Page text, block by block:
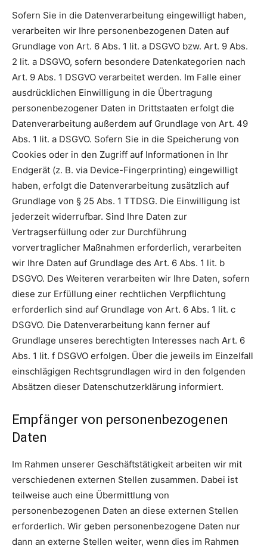
Sofern Sie in die Datenverarbeitung eingewilligt haben,
verarbeiten wir Ihre personenbezogenen Daten auf
Grundlage von Art. 6 Abs. 1 lit. a DSGVO bzw. Art. 9 Abs.
2 lit. a DSGVO, sofern besondere Datenkategorien nach
Art. 9 Abs. 1 DSGVO verarbeitet werden. Im Falle einer
ausdrücklichen Einwilligung in die Übertragung
personenbezogener Daten in Drittstaaten erfolgt die
Datenverarbeitung außerdem auf Grundlage von Art. 49
Abs. 1 lit. a DSGVO. Sofern Sie in die Speicherung von
Cookies oder in den Zugriff auf Informationen in Ihr
Endgerät (z. B. via Device-Fingerprinting) eingewilligt
haben, erfolgt die Datenverarbeitung zusätzlich auf
Grundlage von § 25 Abs. 1 TTDSG. Die Einwilligung ist
jederzeit widerrufbar. Sind Ihre Daten zur
Vertragserfüllung oder zur Durchführung
vorvertraglicher Maßnahmen erforderlich, verarbeiten
wir Ihre Daten auf Grundlage des Art. 6 Abs. 1 lit. b
DSGVO. Des Weiteren verarbeiten wir Ihre Daten, sofern
diese zur Erfüllung einer rechtlichen Verpflichtung
erforderlich sind auf Grundlage von Art. 6 Abs. 1 lit. c
DSGVO. Die Datenverarbeitung kann ferner auf
Grundlage unseres berechtigten Interesses nach Art. 6
Abs. 1 lit. f DSGVO erfolgen. Über die jeweils im Einzelfall
einschlägigen Rechtsgrundlagen wird in den folgenden
Absätzen dieser Datenschutzerklärung informiert.
Empfänger von personenbezogenen
Daten
Im Rahmen unserer Geschäftstätigkeit arbeiten wir mit
verschiedenen externen Stellen zusammen. Dabei ist
teilweise auch eine Übermittlung von
personenbezogenen Daten an diese externen Stellen
erforderlich. Wir geben personenbezogene Daten nur
dann an externe Stellen weiter, wenn dies im Rahmen